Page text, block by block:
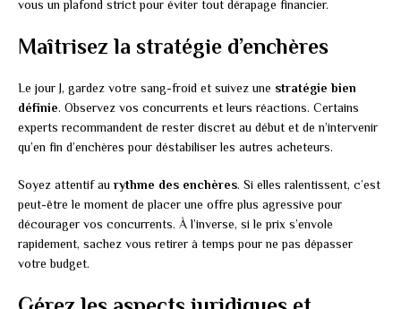
vous un plafond strict pour éviter tout dérapage financier.
Maîtrisez la stratégie d’enchères
Le jour J, gardez votre sang-froid et suivez une stratégie bien
définie. Observez vos concurrents et leurs réactions. Certains
experts recommandent de rester discret au début et de n’intervenir
qu’en fin d’enchères pour déstabiliser les autres acheteurs.
Soyez attentif au rythme des enchères. Si elles ralentissent, c’est
peut-être le moment de placer une offre plus agressive pour
décourager vos concurrents. À l’inverse, si le prix s’envole
rapidement, sachez vous retirer à temps pour ne pas dépasser
votre budget.